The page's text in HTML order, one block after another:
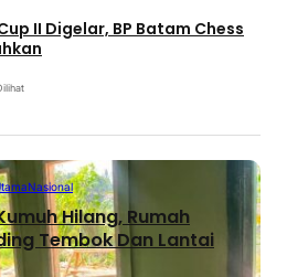
II Digelar, BP Batam Chess
Nasional
Hilang, Rumah
Tembok Dan Lantai